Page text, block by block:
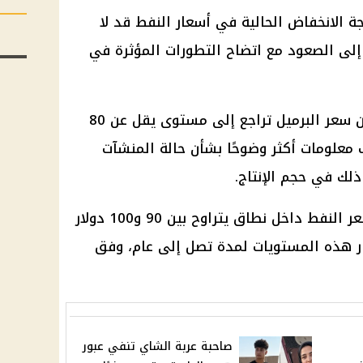
الحالية في أسعار النفط قد لا
الصعود مع اتضاح التطورات المؤثرة في
وأضاف، خلال تصريحات تلفزيونية، أن سعر البرميل تراجع إلى مستوى يقل عن 80
معلومات أكثر وضوحًا بشأن حالة المنشآت
في حجم الإنتاج.
وتوقع وزير البترول الأسبق تحرك سعر النفط داخل نطاق يتراوح بين 90 و100 دولار
هذه المستويات لمدة تصل إلى عام، وفق
صاحبة عربة الشاي تنفي عبور